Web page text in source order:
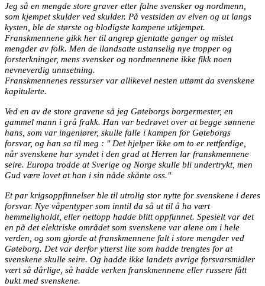
Jeg så en mengde store graver etter falne svensker og nordmenn,
som kjempet skulder ved skulder. På vestsiden av elven og ut langs
kysten, ble de største og blodigste kampene utkjempet.
Franskmennene gikk her til angrep gjentatte ganger og mistet
mengder av folk. Men de ilandsatte ustanselig nye tropper og
forsterkninger, mens svensker og nordmennene ikke fikk noen
nevneverdig unnsetning.
Franskmennenes ressurser var allikevel nesten uttømt da svenskene
kapitulerte.
Ved en av de store gravene så jeg Gøteborgs borgermester, en
gammel mann i grå frakk. Han var bedrøvet over at begge sønnene
hans, som var ingeniører, skulle falle i kampen for Gøteborgs
forsvar, og han sa til meg : " Det hjelper ikke om to er rettferdige,
når svenskene har syndet i den grad at Herren lar franskmennene
seire. Europa trodde at Sverige og Norge skulle bli undertrykt, men
Gud være lovet at han i sin nåde skånte oss."
Et par krigsoppfinnelser ble til utrolig stor nytte for svenskene i deres
forsvar. Nye våpentyper som inntil da så ut til å ha vært
hemmeligholdt, eller nettopp hadde blitt oppfunnet. Spesielt var det
en på det elektriske området som svenskene var alene om i hele
verden, og som gjorde at franskmennene falt i store mengder ved
Gøteborg. Det var derfor ytterst lite som hadde trengtes for at
svenskene skulle seire. Og hadde ikke landets øvrige forsvarsmidler
vært så dårlige, så hadde verken franskmennene eller russere fått
bukt med svenskene.